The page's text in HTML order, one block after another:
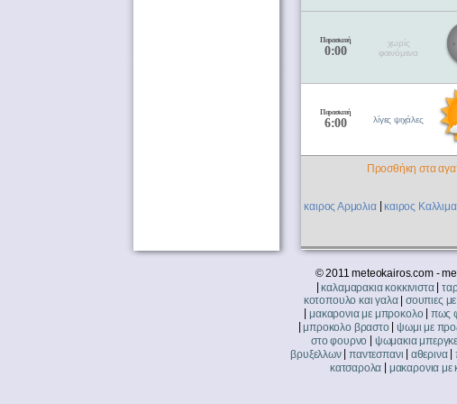
Προσθήκη στα
καιρος Αρμολια|καιρος
Παρασκευή
0:00
χωρίς
φαινόμενα
Παρασκευή
6:00 λίγες ψιχάλες
© 2011 meteokairos.com -
|καλαμαρακια κοκκινιστα|
κοτοπουλο και γαλα| σουπιες
|μακαρονια με μπροκολο πως
|μπροκολο βραστο |ψωμι με
στο φουρνο
ψωμακια
βρυξελλων|παντεσπανι αθερινα|
κατσαρολα | μακαρονια με